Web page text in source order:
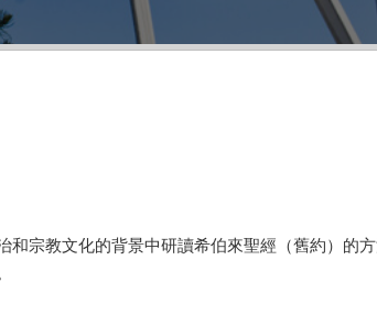
和宗教文化的背景中研讀希伯來聖經（舊約）的